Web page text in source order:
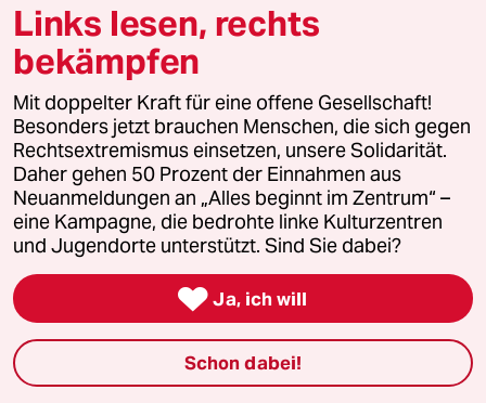
Gesinnung nicht mit 20 Jahren in etwa
ausgebildet haben muss und für den Rest des
Lebens festzementiert. Tun leider Viele um
nicht sagen zu müssen 'Mist, wie bescheuert
war ich?'. Da wären sie ja nicht mehr die
starken und souveränen Weiblein oder
Männlein.
Mutige und coole Entscheidung von Herrn
Augstein. Ihnen ist aber schon klar Herr
Augstein dass sie gegen die Gesetze des
Lowandorder
17:40 Uhr
Links lesen, rechts
bekämpfen
Mit doppelter Kraft für eine offene Gesellschaft!
Besonders jetzt brauchen Menschen, die sich gegen
Rechtsextremismus einsetzen, unsere Solidarität.
Daher gehen 50 Prozent der Einnahmen aus
Neuanmeldungen an „Alles beginnt im Zentrum“ –
eine Kampagne, die bedrohte linke Kulturzentren
und Jugendorte unterstützt. Sind Sie dabei?
 Ja, ich will
Schon dabei!